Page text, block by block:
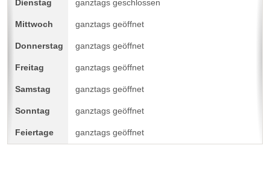
ganztags geschlossen
ganztags geöffnet
ganztags geöffnet
ganztags geöffnet
ganztags geöffnet
ganztags geöffnet
ganztags geöffnet